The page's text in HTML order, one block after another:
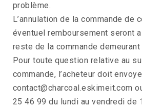
problème.
L’annulation de la commande de
éventuel remboursement seront
reste de la commande
Pour toute question relative au
commande, l’acheteur doit
contact@charcoal.eskimeit.com
25 46 99 du lundi au vendredi de